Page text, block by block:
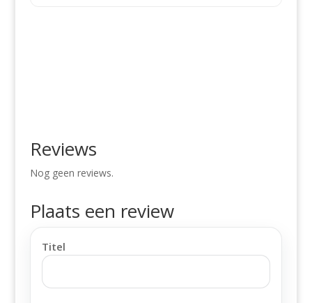
Reviews
Nog geen reviews.
Plaats een review
Titel